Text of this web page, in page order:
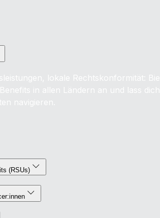
lokale Rechtskonformität:
in allen Ländern an und lass
navigieren.
(RSUs)